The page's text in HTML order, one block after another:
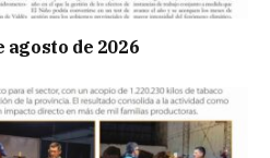
agosto de 2026